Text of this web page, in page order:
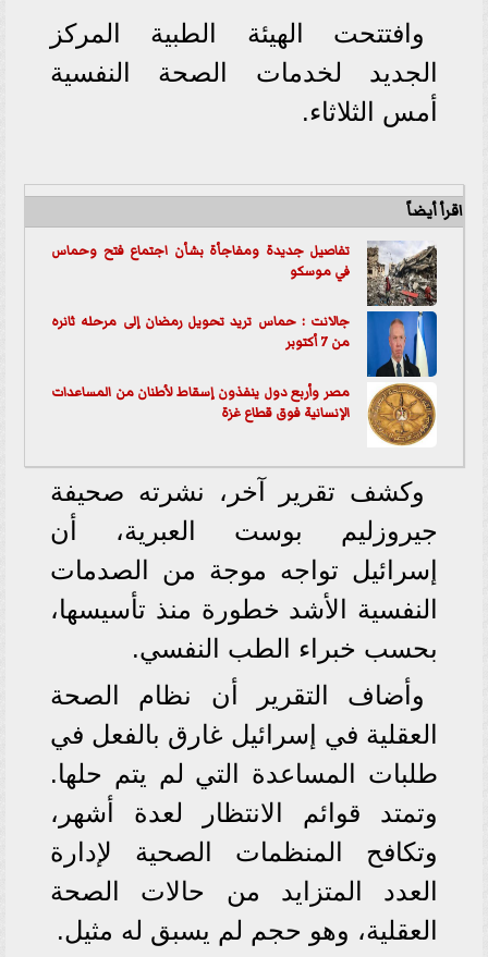
وافتتحت الهيئة الطبية المركز
الجديد لخدمات الصحة النفسية
أمس الثلاثاء.
اقرأ أيضاً
تفاصيل جديدة ومفاجأة بشأن اجتماع فتح وحماس
في موسكو
جالانت : حماس تريد تحويل رمضان إلى مرحله ثانره
من 7 أكتوبر
مصر وأربع دول ينفذون إسقاط لأطنان من المساعدات
الإنسانية فوق قطاع غزة
وكشف تقرير آخر، نشرته صحيفة
جيروزليم بوست العبرية، أن
إسرائيل تواجه موجة من الصدمات
النفسية الأشد خطورة منذ تأسيسها،
بحسب خبراء الطب النفسي.
وأضاف التقرير أن نظام الصحة
العقلية في إسرائيل غارق بالفعل في
طلبات المساعدة التي لم يتم حلها.
وتمتد قوائم الانتظار لعدة أشهر،
وتكافح المنظمات الصحية لإدارة
العدد المتزايد من حالات الصحة
العقلية، وهو حجم لم يسبق له مثيل.